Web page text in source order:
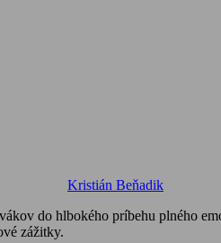
Kristián Beňadik
do hlbokého príbehu plného
zážitky.